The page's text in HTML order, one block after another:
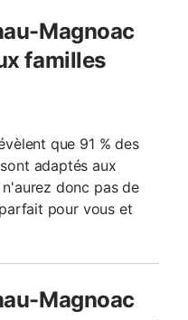
Magnoac
familles
que 91 % des
adaptés aux
donc pas de
pour vous et
Magnoac